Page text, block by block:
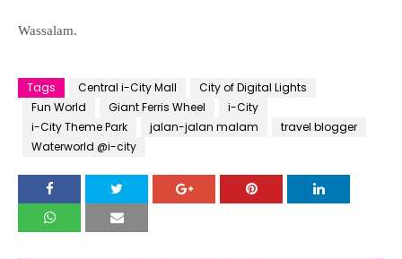
Wassalam.
Tags Central i-City Mall
City of Digital Lights
Fun World
Giant Ferris Wheel
i-City
i-City Theme Park
jalan-jalan malam
travel blogger
Waterworld @i-city